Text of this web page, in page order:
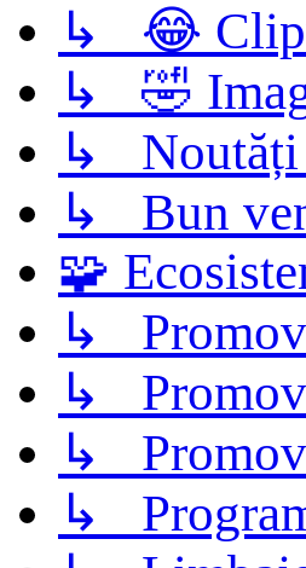
↳ 😂
↳ 🤣
↳ Noutăți
↳ Bun
🧩
↳
↳
↳
↳